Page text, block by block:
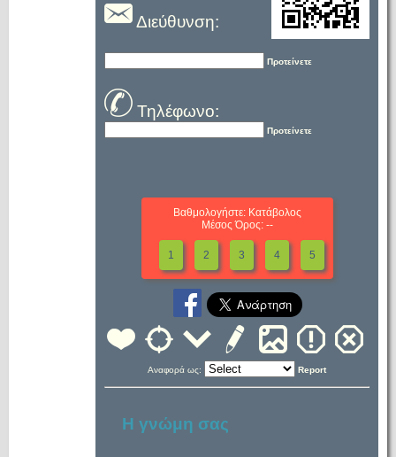
Διεύθυνση:
Προτείνετε
Τηλέφωνο:
Προτείνετε
Βαθμολογήστε: Κατάβολος
Μέσος Όρος: --
1 2 3 4 5
Αναφορά ως: Report
Η γνώμη σας